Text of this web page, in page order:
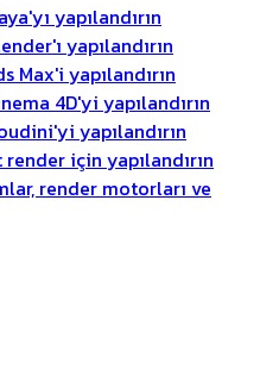
yapılandırın
yapılandırın
Max'i yapılandırın
4D'yi yapılandırın
yapılandırın
için yapılandırın
render motorları ve